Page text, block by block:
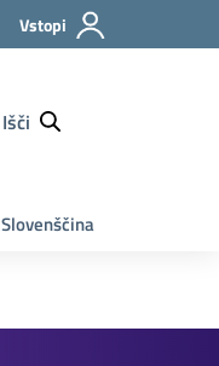
Vstopi
Išči
Slovenščina